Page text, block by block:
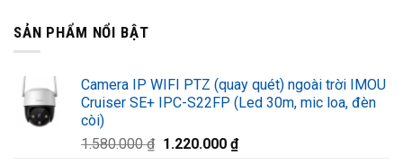
SẢN PHẨM NỔI BẬT
Camera IP WIFI PTZ (quay quét) ngoài trời IMOU
Cruiser SE+ IPC-S22FP (Led 30m, mic loa, đèn
còi)
1.580.000₫ Giá
1.220.000 ₫Giá